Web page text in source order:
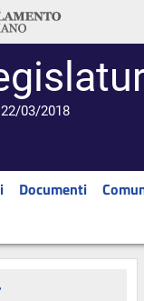
03/2018
Documenti